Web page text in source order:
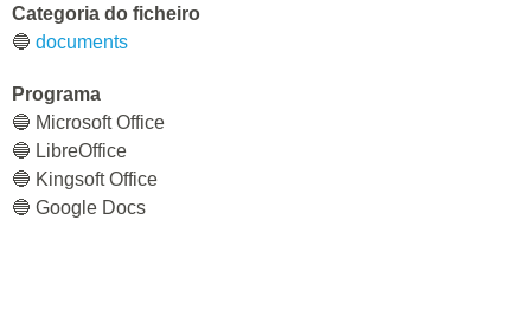
Categoria do ficheiro
🔵 documents
Programa
🔵 Microsoft Office
🔵 LibreOffice
🔵 Kingsoft Office
🔵 Google Docs